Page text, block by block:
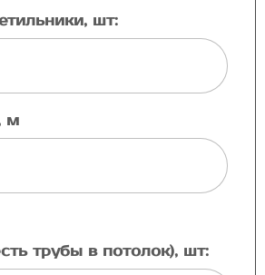
шт:
м
трубы в потолок), шт: